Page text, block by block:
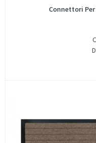
Connettori